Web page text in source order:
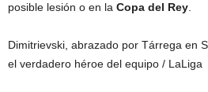
posible lesión o en la Copa del Rey
Dimitrievski, abrazado por Tárrega en
el verdadero héroe del equipo / LaLiga